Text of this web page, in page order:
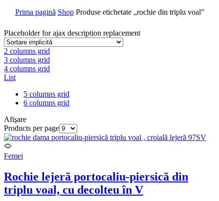
Prima pagină Shop Produse etichetate „rochie din triplu voal”
Placeholder for ajax description replacement
2 columns grid
3 columns grid
4 columns grid
List
5 columns grid
6 columns grid
Afişare
Products per page
Femei
Rochie lejeră portocaliu-piersică din
triplu voal, cu decolteu în V